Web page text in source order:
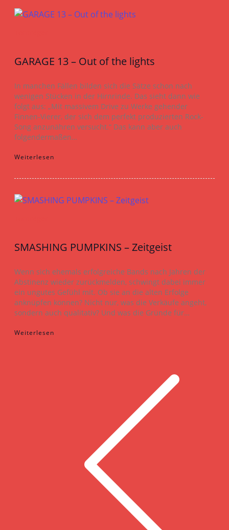
GARAGE 13 – Out of the lights
In manchen Fällen bilden sich die Sätze schon nach
wenigen Stücken in der Hirnrinde. Das sieht dann wie
folgt aus: „Mit massivem Drive zu Werke gehender
Finnen-Vierer, der sich dem perfekt produzierten Rock-
Song anzunähren versucht.“ Das kann aber auch
folgendermaßen…
Weiterlesen
SMASHING PUMPKINS – Zeitgeist
Wenn sich ehemals erfolgreiche Bands nach Jahren der
Abstinenz wieder zurückmelden, schwingt dabei immer
ein ungutes Gefühl mit. Ob sie an die alten Erfolge
anknüpfen können? Nicht nur, was die Verkäufe angeht,
sondern auch qualitativ? Und was die Gründe für…
Weiterlesen